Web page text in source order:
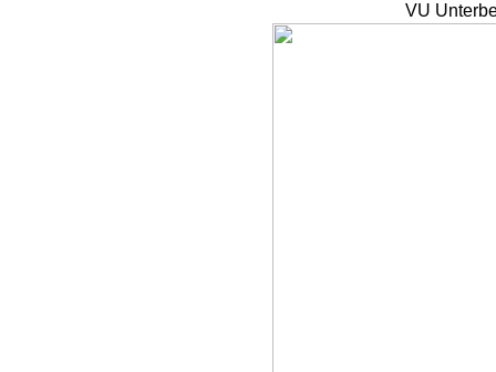
VU